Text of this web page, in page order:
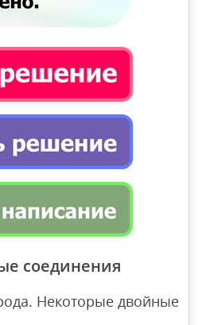
соединения
Некоторые двойные